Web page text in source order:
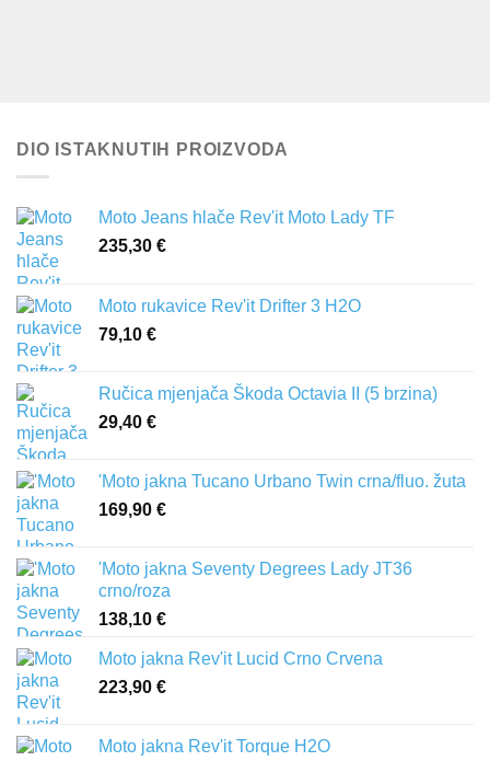
DIO ISTAKNUTIH PROIZVODA
Moto Jeans hlače Rev'it Moto Lady TF
235,30 €
Moto rukavice Rev'it Drifter 3 H2O
79,10 €
Ručica mjenjača Škoda Octavia II (5 brzina)
29,40 €
'Moto jakna Tucano Urbano Twin crna/fluo. žuta
169,90 €
'Moto jakna Seventy Degrees Lady JT36
crno/roza
138,10 €
Moto jakna Rev'it Lucid Crno Crvena
223,90 €
Moto jakna Rev'it Torque H2O